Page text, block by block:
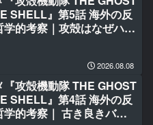
SHELL』第5話 海外の反
学的考察｜攻殻はなぜハー
2026.08.08
『攻殻機動隊 THE GHOST
SHELL』第4話 海外の反
学的考察｜ 古き良きバト